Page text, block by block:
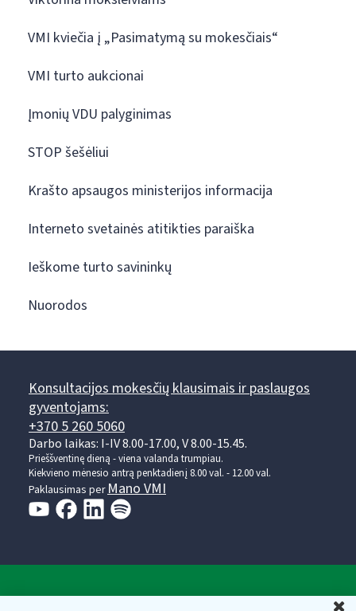
VMI kviečia į „Pasimatymą su mokesčiais“
VMI turto aukcionai
Įmonių VDU palyginimas
STOP šešėliui
Krašto apsaugos ministerijos informacija
Interneto svetainės atitikties paraiška
Ieškome turto savininkų
Nuorodos
Konsultacijos mokesčių klausimais ir paslaugos
gyventojams:
+370 5 260 5060
Darbo laikas: I-IV 8.00-17.00, V 8.00-15.45.
Prieššventinę dieną - viena valanda trumpiau.
Kiekvieno mėnesio antrą penktadienį 8.00 val. - 12.00 val.
Paklausimas per Mano VMI